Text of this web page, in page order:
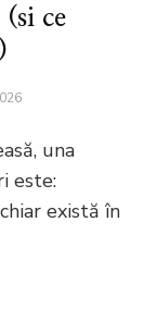
ce
una
este:
există în